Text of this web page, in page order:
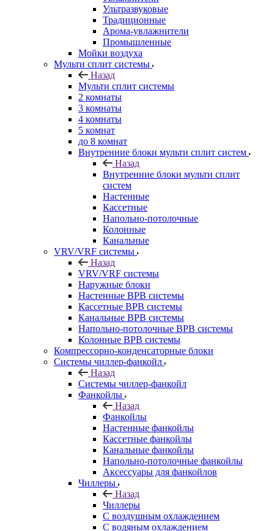
Ультразвуковые
Традиционные
Арома-увлажнители
Промышленные
Мойки воздуха
Мульти сплит системы
Назад
Мульти сплит системы
2 комнаты
3 комнаты
4 комнаты
5 комнат
до 8 комнат
Внутренние блоки мульти сплит систем
Назад
Внутренние блоки мульти сплит
систем
Настенные
Кассетные
Напольно-потолочные
Колонные
Канальные
VRV/VRF системы
Назад
VRV/VRF системы
Наружные блоки
Настенные ВРВ системы
Кассетные ВРВ системы
Канальные ВРВ системы
Напольно-потолочные ВРВ системы
Колонные ВРВ системы
Компрессорно-конденсаторные блоки
Системы чиллер-фанкойл
Назад
Системы чиллер-фанкойл
Фанкойлы
Назад
Фанкойлы
Настенные фанкойлы
Кассетные фанкойлы
Канальные фанкойлы
Напольно-потолочные фанкойлы
Аксессуары для фанкойлов
Чиллеры
Назад
Чиллеры
С воздушным охлаждением
С водяным охлаждением